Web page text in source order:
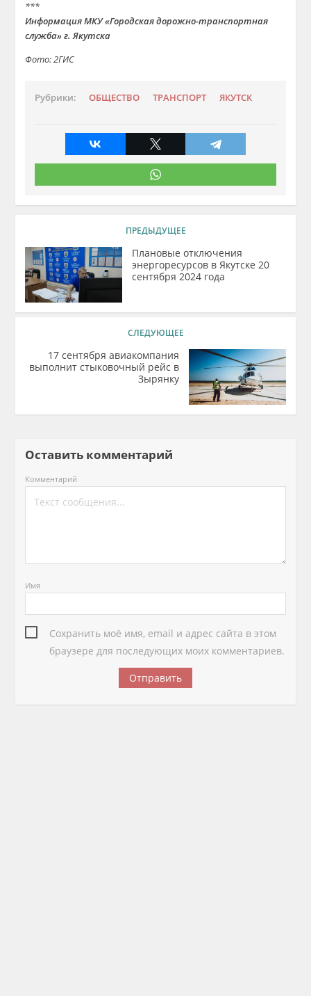
***
Информация МКУ «Городская дорожно-транспортная
служба» г. Якутска
Фото: 2ГИС
Рубрики: ОБЩЕСТВО ТРАНСПОРТ ЯКУТСК
ПРЕДЫДУЩЕЕ
Плановые отключения
энергоресурсов в Якутске 20
сентября 2024 года
СЛЕДУЮЩЕЕ
17 сентября авиакомпания
выполнит стыковочный рейс в
Зырянку
Оставить комментарий
Комментарий
Имя
Сохранить моё имя, email и адрес сайта в этом
браузере для последующих моих комментариев.